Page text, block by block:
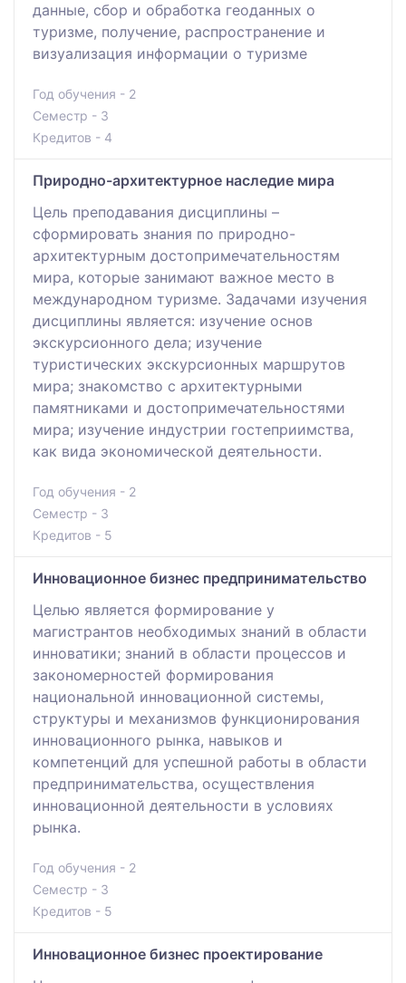
данные, сбор и обработка геоданных о
туризме, получение, распространение и
визуализация информации о туризме
Год обучения - 2
Семестр - 3
Кредитов - 4
Природно-архитектурное наследие мира
Цель преподавания дисциплины –
сформировать знания по природно-
архитектурным достопримечательностям
мира, которые занимают важное место в
международном туризме. Задачами изучения
дисциплины является: изучение основ
экскурсионного дела; изучение
туристических экскурсионных маршрутов
мира; знакомство с архитектурными
памятниками и достопримечательностями
мира; изучение индустрии гостеприимства,
как вида экономической деятельности.
Год обучения - 2
Семестр - 3
Кредитов - 5
Инновационное бизнес предпринимательство
Целью является формирование у
магистрантов необходимых знаний в области
инноватики; знаний в области процессов и
закономерностей формирования
национальной инновационной системы,
структуры и механизмов функционирования
инновационного рынка, навыков и
компетенций для успешной работы в области
предпринимательства, осуществления
инновационной деятельности в условиях
рынка.
Год обучения - 2
Семестр - 3
Кредитов - 5
Инновационное бизнес проектирование